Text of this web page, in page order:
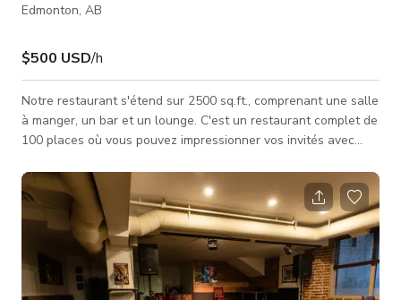
Edmonton, AB
$500 USD/h
Notre restaurant s'étend sur 2500 sq.ft., comprenant une salle
à manger, un bar et un lounge. C'est un restaurant complet de
100 places où vous pouvez impressionner vos invités avec
Travaillez directement avec nos professionnels de
l'événementiel pour personnaliser votre prochain événement
d'affaires, déjeuner, réunion, cocktail, dîner de répétition ou
mariage. Nous servons le café de la plus haute qualité de
High Horse Co